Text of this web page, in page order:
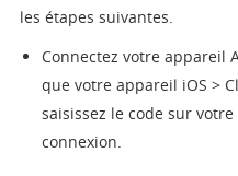
les étapes suivantes.
Connectez votre appareil
que votre appareil iOS >
saisissez le code sur
connexion.